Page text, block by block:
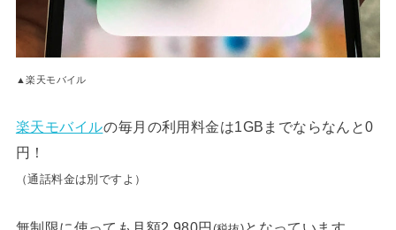
▲楽天モバイル
楽天モバイルの毎月の利用料金は1GBまでならなんと0
円！
（通話料金は別ですよ）